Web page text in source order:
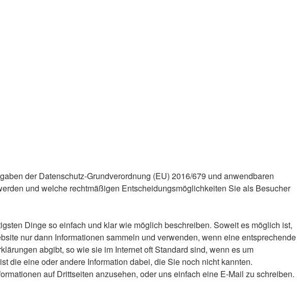
der Datenschutz-Grundverordnung (EU) 2016/679 und anwendbaren
und welche rechtmäßigen Entscheidungsmöglichkeiten Sie als Besucher
Dinge so einfach und klar wie möglich beschreiben. Soweit es möglich ist,
nur dann Informationen sammeln und verwenden, wenn eine entsprechende
abgibt, so wie sie im Internet oft Standard sind, wenn es um
die eine oder andere Information dabei, die Sie noch nicht kannten.
auf Drittseiten anzusehen, oder uns einfach eine E-Mail zu schreiben.